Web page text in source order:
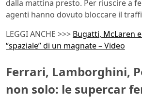
dalla mattina presto. Per riuscire a
agenti hanno dovuto bloccare il
LEGGI ANCHE >>> Bugatti, McLaren
“spaziale” di un magnate – Video
Ferrari, Lamborghini,
non solo: le supercar